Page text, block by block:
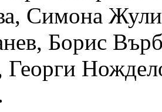
Симона
Борис
Георги